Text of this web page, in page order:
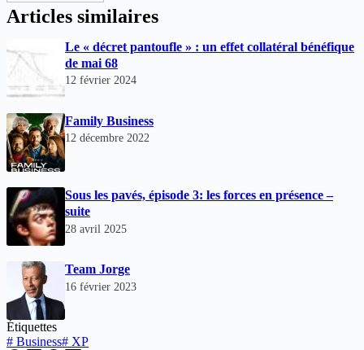
Articles similaires
Le « décret pantoufle » : un effet collatéral bénéfique
de mai 68
12 février 2024
Family Business
12 décembre 2022
Sous les pavés, épisode 3: les forces en présence –
suite
28 avril 2025
Team Jorge
16 février 2023
Étiquettes
# Business# XP